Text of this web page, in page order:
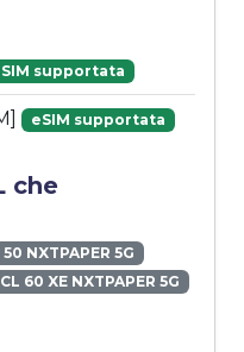
supportata
eSIM supportata
che
50 NXTPAPER 5G
60 XE NXTPAPER 5G